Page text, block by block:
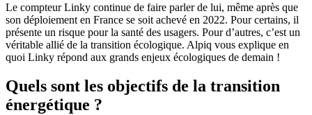
Le compteur Linky continue de faire parler de lui, même après que
son déploiement en France se soit achevé en 2022. Pour certains, il
présente un risque pour la santé des usagers. Pour d’autres, c’est un
véritable allié de la transition écologique. Alpiq vous explique en
quoi Linky répond aux grands enjeux écologiques de demain !
Quels sont les objectifs de la transition
énergétique ?